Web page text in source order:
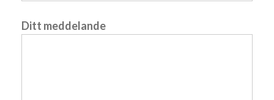
Ditt meddelande